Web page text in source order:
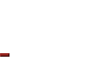
Suche